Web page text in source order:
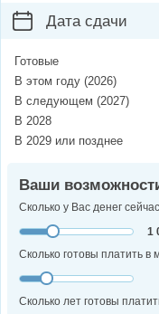
Дата сдачи
Готовые
В этом году (2026)
В следующем (2027)
В 2028
В 2029 или позднее
Ваши
Сколько у Вас денег
1
Сколько готовы платить в
Сколько лет готовы